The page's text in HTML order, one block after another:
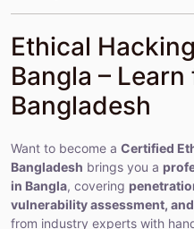
Ethical
Bangla –
Bangladesh
Want to become a Certified
Bangladesh brings you a
in Bangla, covering
vulnerability assessment,
from industry experts with